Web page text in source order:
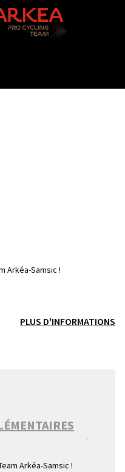
Arkéa-Samsic !
PLUS D'INFORMATIONS
Arkéa-Samsic !